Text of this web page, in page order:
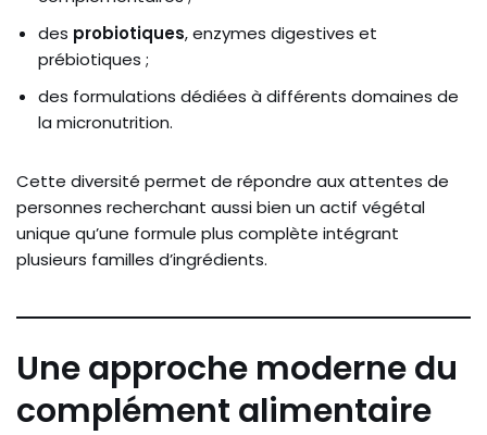
des probiotiques, enzymes digestives et
prébiotiques ;
des formulations dédiées à différents domaines de
la micronutrition.
Cette diversité permet de répondre aux attentes de
personnes recherchant aussi bien un actif végétal
unique qu’une formule plus complète intégrant
plusieurs familles d’ingrédients.
Une approche moderne du
complément alimentaire